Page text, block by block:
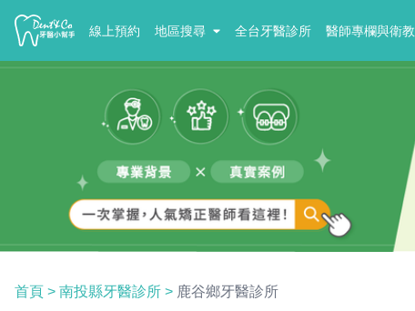
線上預約 地區搜尋 全台牙醫診所 醫師專欄與衛教
首頁 > 南投縣牙醫診所 > 鹿谷鄉牙醫診所